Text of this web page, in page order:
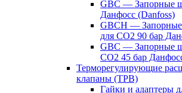
GBC — Запорные
Данфосс (Danfoss)
GBCH —
для CO2 90 бар
GBC — Запорные
CO2 45 бар
Терморегулирующие
клапаны (ТРВ)
Гайки и адаптеры